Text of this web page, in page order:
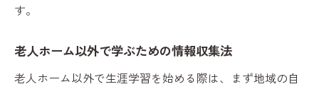
す。
老人ホーム以外で学ぶための情報収集法
老人ホーム以外で生涯学習を始める際は、まず地域の自